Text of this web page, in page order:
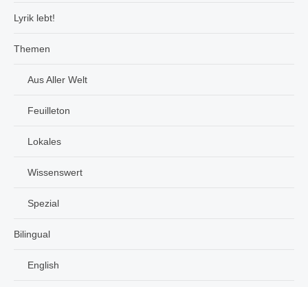
Lyrik lebt!
Themen
Aus Aller Welt
Feuilleton
Lokales
Wissenswert
Spezial
Bilingual
English